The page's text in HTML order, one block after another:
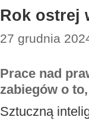
Rok ostrej
27 grudnia
Prace nad
zabiegów o
Sztuczną